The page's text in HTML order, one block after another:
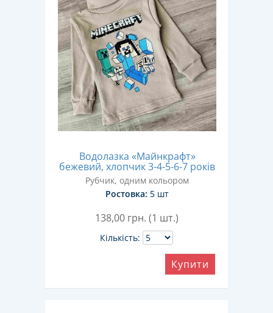
Водолазка «Майнкрафт»
бежевий, хлопчик 3-4-5-6-7 років
Рубчик, одним кольором
Ростовка: 5 шт
138,00 грн. (1 шт.)
Кількість:
Купити